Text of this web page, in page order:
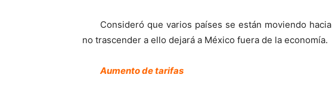
Consideró que varios países se están moviendo
no trascender a ello dejará a México fuera de la economía.
Aumento de tarifas